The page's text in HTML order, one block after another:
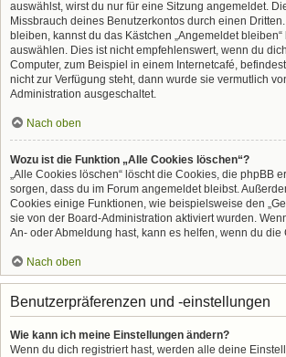
auswählst, wirst du nur für eine Sitzung angemeldet.
Missbrauch deines Benutzerkontos durch einen
bleiben, kannst du das Kästchen „Angemeldet
auswählen. Dies ist nicht empfehlenswert, wenn du
Computer, zum Beispiel in einem Internetcafé,
nicht zur Verfügung steht, dann wurde sie vermutlich
Administration ausgeschaltet.
Nach oben
Wozu ist die Funktion „Alle Cookies löschen“?
„Alle Cookies löschen“ löscht die Cookies, die phpBB
sorgen, dass du im Forum angemeldet bleibst.
Cookies einige Funktionen, wie beispielsweise den
sie von der Board-Administration aktiviert wurden.
An- oder Abmeldung hast, kann es helfen, wenn du die
Nach oben
Benutzerpräferenzen und -einstellungen
Wie kann ich meine Einstellungen ändern?
Wenn du dich registriert hast, werden alle deine